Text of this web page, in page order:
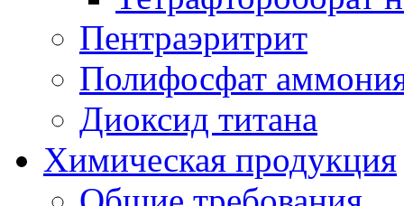
Пентраэритрит
Полифосфат
Диоксид титана
Химическая продукция